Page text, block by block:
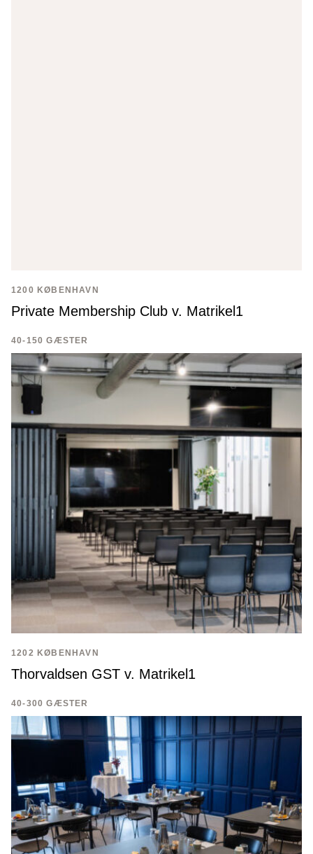
1200 KØBENHAVN
Private Membership Club v. Matrikel1
40-150 GÆSTER
1202 KØBENHAVN
Thorvaldsen GST v. Matrikel1
40-300 GÆSTER